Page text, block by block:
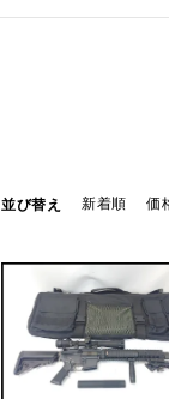
並び替え 新着順 価